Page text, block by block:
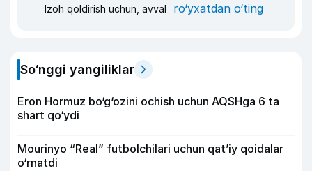
Izoh qoldirish uchun, avval ro‘yxatdan o‘ting
So‘nggi yangiliklar
Eron Hormuz bo‘g‘ozini ochish uchun AQSHga 6 ta
shart qo‘ydi
Mourinyo “Real” futbolchilari uchun qat’iy qoidalar
o‘rnatdi